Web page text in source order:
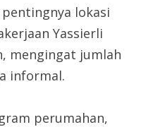
lokasi
Yassierli
mengingat jumlah
informal.
perumahan,